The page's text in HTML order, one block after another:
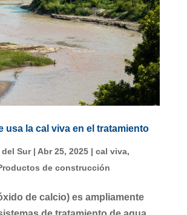
usa la cal viva en el tratamiento
Sur| Abr 25, 2025| cal viva,
de construcción
de calcio) es ampliamente